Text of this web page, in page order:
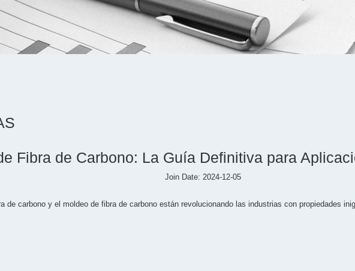
Fibra de Carbono: La Guía Definitiva para
Join Date: 2024-12-05
de carbono y el moldeo de fibra de carbono están revolucionando las industrias con propiedades